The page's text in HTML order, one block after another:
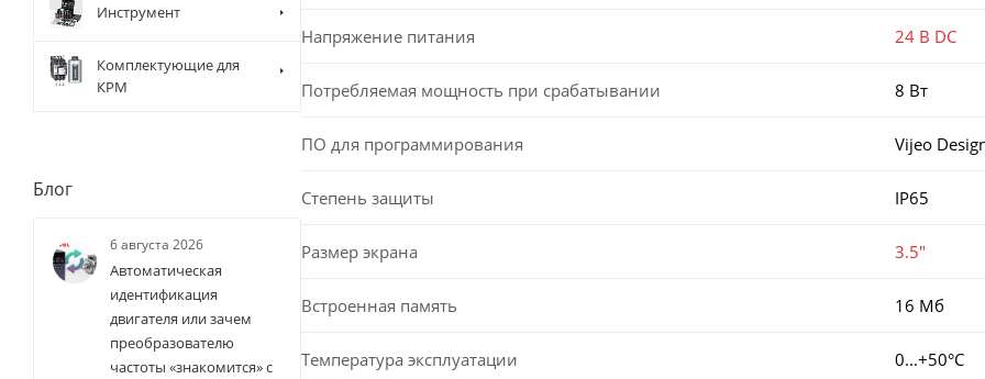
Напряжение питания 24 В DC
Потребляемая мощность при срабатывании 8 Вт
ПО для программирования Vijeo
Степень защиты IP65
Размер экрана 3.5"
Встроенная память 16 Мб
Температура эксплуатации 0...+50°C
Инструмент
Комплектующие для
КРМ
Блог
6 августа 2026
Автоматическая
идентификация
двигателя или зачем
преобразователю
частоты «знакомится» с